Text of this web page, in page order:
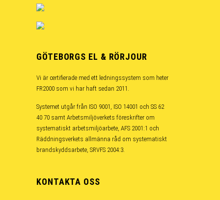
GÖTEBORGS EL & RÖRJOUR
Vi är certifierade med ett ledningssystem som heter
FR2000 som vi har haft sedan 2011.
Systemet utgår från ISO 9001, ISO 14001 och SS 62
40 70 samt Arbetsmiljöverkets föreskrifter om
systematiskt arbetsmiljöarbete, AFS 2001:1 och
Räddningsverkets allmänna råd om systematiskt
brandskyddsarbete, SRVFS 2004:3.
KONTAKTA OSS